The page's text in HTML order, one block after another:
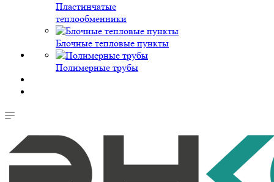
Пластинчатые
теплообменники
Блочные тепловые пункты
Полимерные трубы